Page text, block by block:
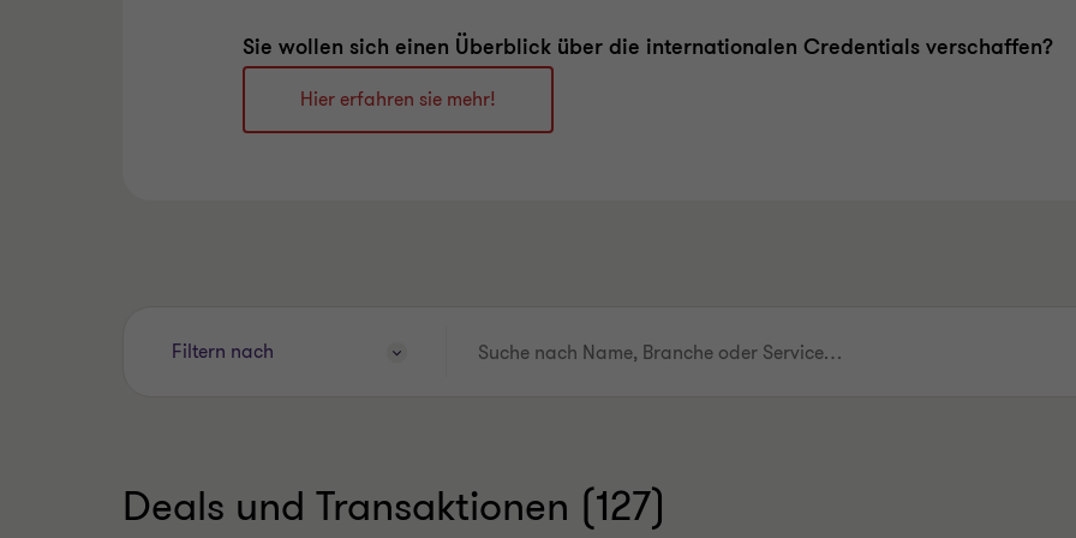
Sie wollen sich einen Überblick über die internationalen Credentials verschaffen?
Hier erfahren sie mehr!
Filtern nach
Suche
Deals und Transaktionen (127)